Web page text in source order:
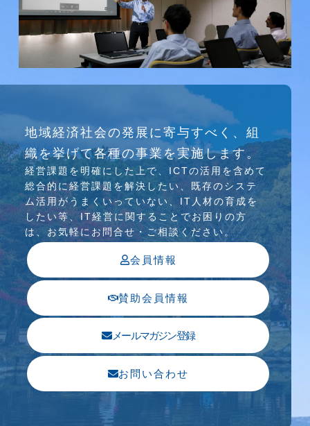
介護ソリューション研究会、WEB/SNS研究会を
行っています
地域経済社会の発展に寄与すべく、組
織を挙げて各種の事業を実施します。
経営課題を明確にした上で、ICTの活⽤を含めて
総合的に経営課題を解決したい、既存のシステ
ム活⽤がうまくいっていない、IT⼈材の育成を
したい等、IT経営に関することでお困りの⽅
は、お気軽にお問合せ・ご相談ください。
会員情報
賛助会員情報
メールマガジン登録
お問い合わせ